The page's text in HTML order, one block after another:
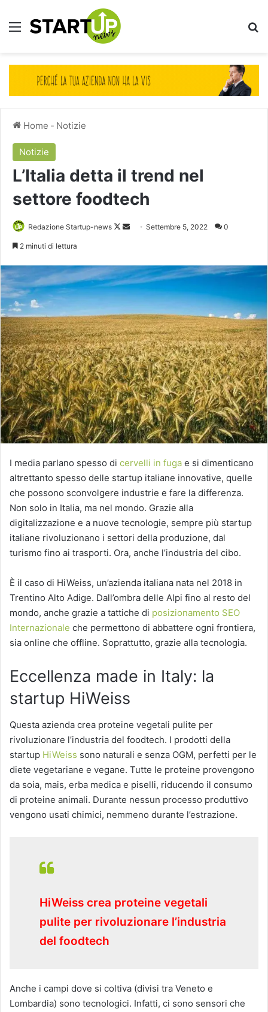
Menu
Home - Notizie
Notizie
L’Italia detta il trend nel
settore foodtech
Redazione Startup-news
Follow
Invia Settembre 5, 2022 0
2 minuti di lettura
I media parlano spesso di cervelli in fuga e si dimenticano
altrettanto spesso delle startup italiane innovative, quelle
che possono sconvolgere industrie e fare la differenza.
Non solo in Italia, ma nel mondo. Grazie alla
digitalizzazione e a nuove tecnologie, sempre più startup
italiane rivoluzionano i settori della produzione, dal
turismo fino ai trasporti. Ora, anche l’industria del cibo.
È il caso di HiWeiss, un’azienda italiana nata nel 2018 in
Trentino Alto Adige. Dall’ombra delle Alpi fino al resto del
mondo, anche grazie a tattiche di posizionamento SEO
Internazionale che permettono di abbattere ogni frontiera,
sia online che offline. Soprattutto, grazie alla tecnologia.
Eccellenza made in Italy: la
startup HiWeiss
Questa azienda crea proteine vegetali pulite per
rivoluzionare l’industria del foodtech. I prodotti della
startup HiWeiss sono naturali e senza OGM, perfetti per le
diete vegetariane e vegane. Tutte le proteine provengono
da soia, mais, erba medica e piselli, riducendo il consumo
di proteine animali. Durante nessun processo produttivo
vengono usati chimici, nemmeno durante l’estrazione.
HiWeiss crea proteine vegetali
pulite per rivoluzionare l’industria
del foodtech
Anche i campi dove si coltiva (divisi tra Veneto e
Lombardia) sono tecnologici. Infatti, ci sono sensori che